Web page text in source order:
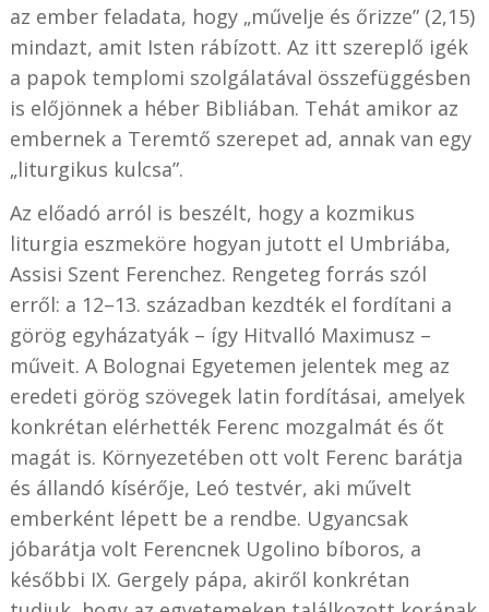
az ember feladata, hogy „művelje és őrizze” (2,15)
mindazt, amit Isten rábízott. Az itt szereplő igék
a papok templomi szolgálatával összefüggésben
is előjönnek a héber Bibliában. Tehát amikor az
embernek a Teremtő szerepet ad, annak van egy
„liturgikus kulcsa”.
Az előadó arról is beszélt, hogy a kozmikus
liturgia eszmeköre hogyan jutott el Umbriába,
Assisi Szent Ferenchez. Rengeteg forrás szól
erről: a 12–13. században kezdték el fordítani a
görög egyházatyák – így Hitvalló Maximusz –
műveit. A Bolognai Egyetemen jelentek meg az
eredeti görög szövegek latin fordításai, amelyek
konkrétan elérhették Ferenc mozgalmát és őt
magát is. Környezetében ott volt Ferenc barátja
és állandó kísérője, Leó testvér, aki művelt
emberként lépett be a rendbe. Ugyancsak
jóbarátja volt Ferencnek Ugolino bíboros, a
későbbi IX. Gergely pápa, akiről konkrétan